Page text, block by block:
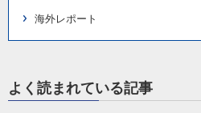
海外レポート
よく読まれている記事